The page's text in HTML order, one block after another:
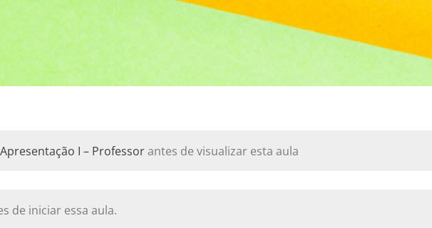
I – Professorantes de visualizar esta aula
de iniciar essa aula.